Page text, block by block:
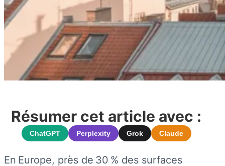
Résumer cet article avec :
ChatGPT Perplexity Grok Claude
En Europe, près de 30 % des surfaces